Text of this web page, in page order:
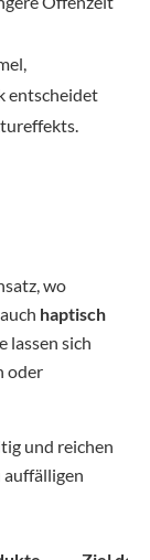
entscheidet
wo
haptisch
lassen sich
oder
und reichen
auffälligen